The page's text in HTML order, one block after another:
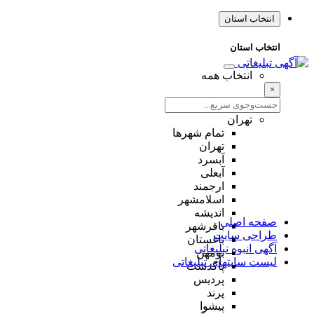
انتخاب استان
انتخاب استان
انتخاب همه
×
تهران
تمام شهر‌ها
تهران
آبسرد
آبعلی
ارجمند
اسلامشهر
اندیشه
باقرشهر
باغستان
بومهن
پاکدشت
پردیس
پرند
پیشوا
صفحه اصلی
طراحی سایت
آگهی انبوه تبلیغاتی
لیست سایتهای تبلیغاتی